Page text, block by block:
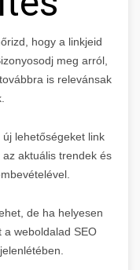
hogy a linkjeid
meg arról,
is relevánsak
lehetőségeket link
aktuális trendek és
de ha helyesen
weboldalad SEO